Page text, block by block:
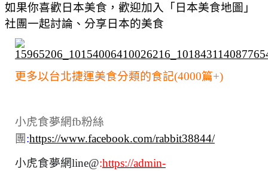
如果你喜歡日本美食，歡迎加入「日本美食地圖」
社團一起討論、分享日本的美食
更多以台北捷運美食分類的食記(4000篇+)
小虎食夢網fb粉絲
團 :https://www.facebook.com/rabbit38844/
小虎食夢網line@:https://admin-